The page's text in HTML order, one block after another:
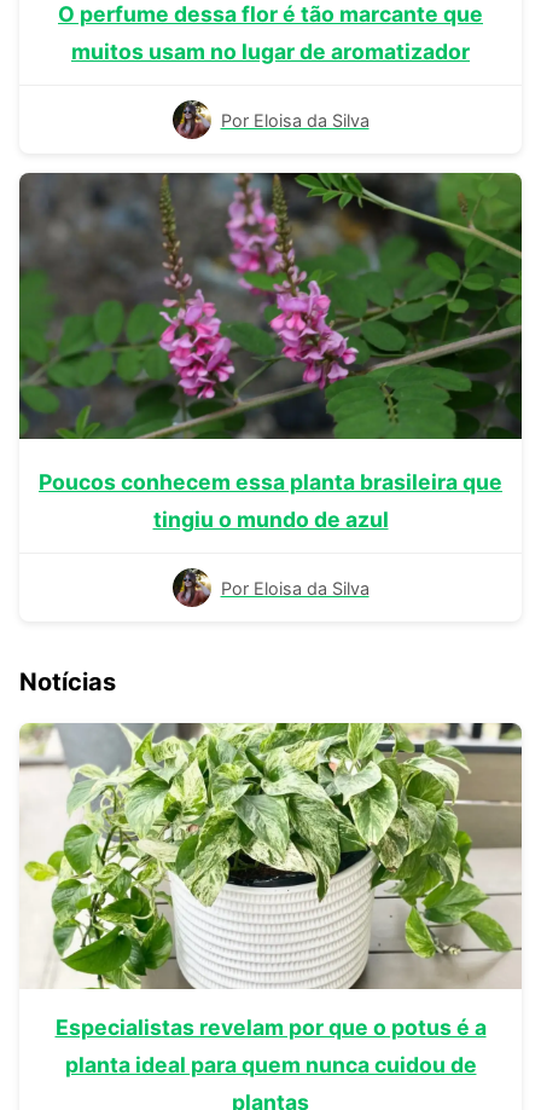
O perfume dessa flor é tão marcante que
muitos usam no lugar de aromatizador
Por Eloisa da Silva
Poucos conhecem essa planta brasileira que
tingiu o mundo de azul
Por Eloisa da Silva
Notícias
Especialistas revelam por que o potus é a
planta ideal para quem nunca cuidou de
plantas